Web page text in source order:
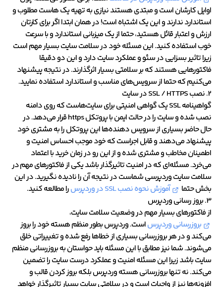
اوایل کارشان است و مبتدی هستند نیازی به تهیه یک هاست مطلوب و
استاندارد ندارند و این یک اشتباه است! در همان ابتدا اگر برای کارتان
ارزش و اعتبار قائل هستید، حتما از یک میزبانی استاندارد و با سرعت
خوب استفاده کنید. این مسئله خود در سلامت سایت بسیار مهم است
زیرا تاثیر بسزایی در سئو و عملکرد سایت دارد و این دو دقیقا
فاکتورهایی هستند که بر سلامتی بسیار اثرگذارند. در نتیجه پیشنهاد
می‌کنیم که حتما از سرویس‌های مناسب و استاندارد استفاده نمایید.
2. نصب SSL / HTTPS در سایت
گواهینامه SSL یک گواهی امنیتی برای سایت‌هاست که روی دامنه
نصب شده و سایت را در حالت ایمن با پروتکل https قرار می‌دهد. در
حال حاضر بسیاری از سرویس دهنده‌ها این پروتکل را به مشتری خود
پیشنهاد می‌دهند و قابل اجراست که خود موجب احساس امنیت و
اطمینان مخاطب و مشتری شده و از این رو در زمان خرید با اعتماد
می‌خرد. مسئله‌ای که در امنیت تاثیرگذار باشد یکی از فاکتورهای مهم در
سلامت سایت وردپرسی شماست در نتیجه آن را نادیده نگیرید. در این
بخش حتما
آموزش نحوه نصب SSL در وردپرس
را مطالعه کنید.
3. بروز رسانی وردپرس
از فاکتورهای بسیار مهم در وضعیت سلامت سایت،
بروزرسانی وردپرساست. وردپرس بطور منظم هسته خود را بروز
می‌کند و در هر بروزرسانی بسیاری از خطاها رفع شده و تغییراتی خلق
می‌شوند. شما نیز مطابق با این مسئله باید حواستان به بروزرسانی منظم
سایت باشد زیرا این مسئله امنیت و عملکرد درست سایت را تضمین
می‌کند. نه تنها بروزرسانی هسته وردپرس بلکه بروز کردن قالب و
افزونه‌ها نیز از واچبات است و در سلامتی سایت بسیار تاثیرگذار خواهد